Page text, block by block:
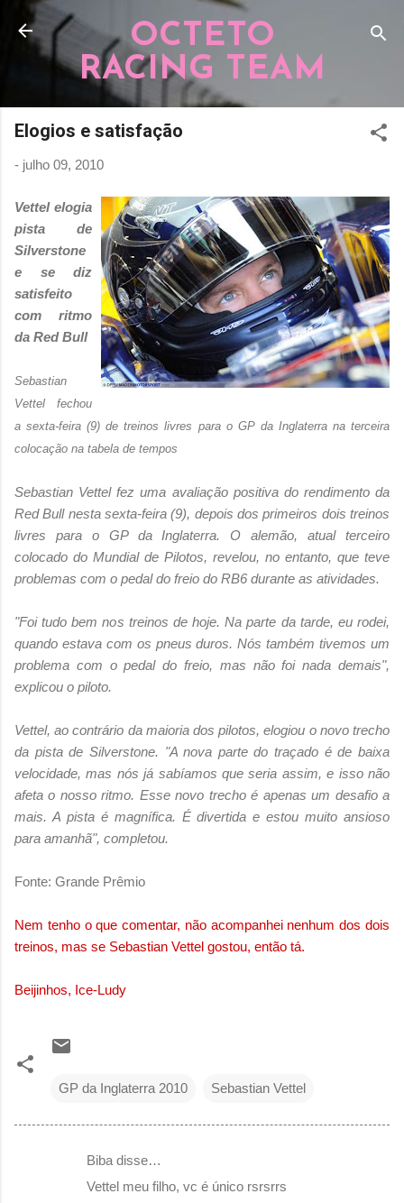
Pular para o conteúdo principal
OCTETO
RACING TEAM
Elogios e satisfação
- julho 09, 2010
Vettel elogia
pista de
Silverstone
e se diz
satisfeito
com ritmo
da Red Bull
Sebastian
Vettel fechou
a sexta-feira (9) de treinos livres para o GP da Inglaterra na terceira
colocação na tabela de tempos
Sebastian Vettel fez uma avaliação positiva do rendimento da
Red Bull nesta sexta-feira (9), depois dos primeiros dois treinos
livres para o GP da Inglaterra. O alemão, atual terceiro
colocado do Mundial de Pilotos, revelou, no entanto, que teve
problemas com o pedal do freio do RB6 durante as atividades.
"Foi tudo bem nos treinos de hoje. Na parte da tarde, eu rodei,
quando estava com os pneus duros. Nós também tivemos um
problema com o pedal do freio, mas não foi nada demais",
explicou o piloto.
Vettel, ao contrário da maioria dos pilotos, elogiou o novo trecho
da pista de Silverstone. "A nova parte do traçado é de baixa
velocidade, mas nós já sabíamos que seria assim, e isso não
afeta o nosso ritmo. Esse novo trecho é apenas um desafio a
mais. A pista é magnífica. É divertida e estou muito ansioso
para amanhã", completou.
Fonte: Grande Prêmio
Nem tenho o que comentar, não acompanhei nenhum dos dois
treinos, mas se Sebastian Vettel gostou, então tá.
Beijinhos, Ice-Ludy
GP da Inglaterra 2010 Sebastian Vettel
Biba disse…
Vettel meu filho, vc é único rsrsrrs